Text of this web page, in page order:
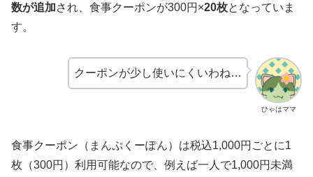
数が追加され、食事クーポンが300円×20枚となっていま
す。
ひゃはママ
クーポンが少し使いにくいわね…
食事クーポン（まんぷくーぽん）は税込1,000円ごとに1
枚（300円）利用可能なので、例えば一人で1,000円未満